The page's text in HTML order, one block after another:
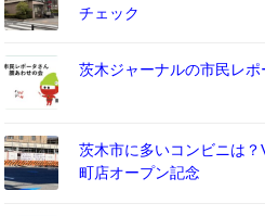
チェック
茨木ジャーナルの市民レポ
茨木市に多いコンビニは
町店オープン記念